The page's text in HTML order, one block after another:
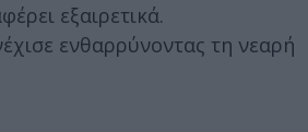
εξαιρετικά.
ενθαρρύνοντας τη νεαρή